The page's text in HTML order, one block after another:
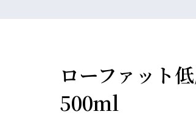
ローファット
500ml